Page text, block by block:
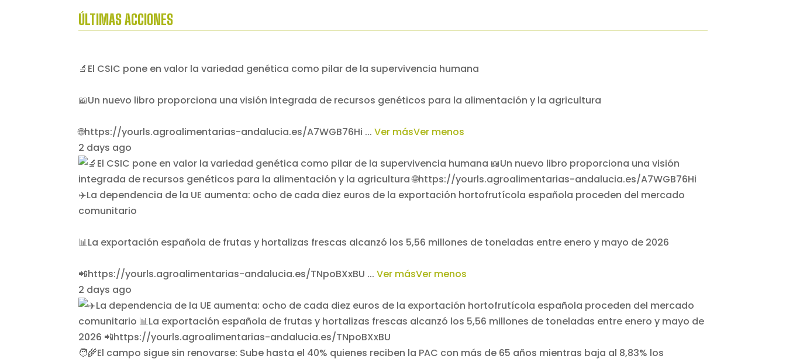
ÚLTIMAS ACCIONES
🔬El CSIC pone en valor la variedad genética como pilar de la supervivencia humana
📖Un nuevo libro proporciona una visión integrada de recursos genéticos para la alimentación y la agricultura
🌐https://yourls.agroalimentarias-andalucia.es/A7WGB76Hi ...Ver másVer menos
2 days ago
✈️La dependencia de la UE aumenta: ocho de cada diez euros de la exportación hortofrutícola española proceden del mercado
comunitario
📊La exportación española de frutas y hortalizas frescas alcanzó los 5,56 millones de toneladas entre enero y mayo de 2026
📲https://yourls.agroalimentarias-andalucia.es/TNpoBXxBU ...Ver másVer menos
2 days ago
🧑‍🌾El campo sigue sin renovarse: Sube hasta el 40% quienes reciben la PAC con más de 65 años mientras baja al 8,83% los